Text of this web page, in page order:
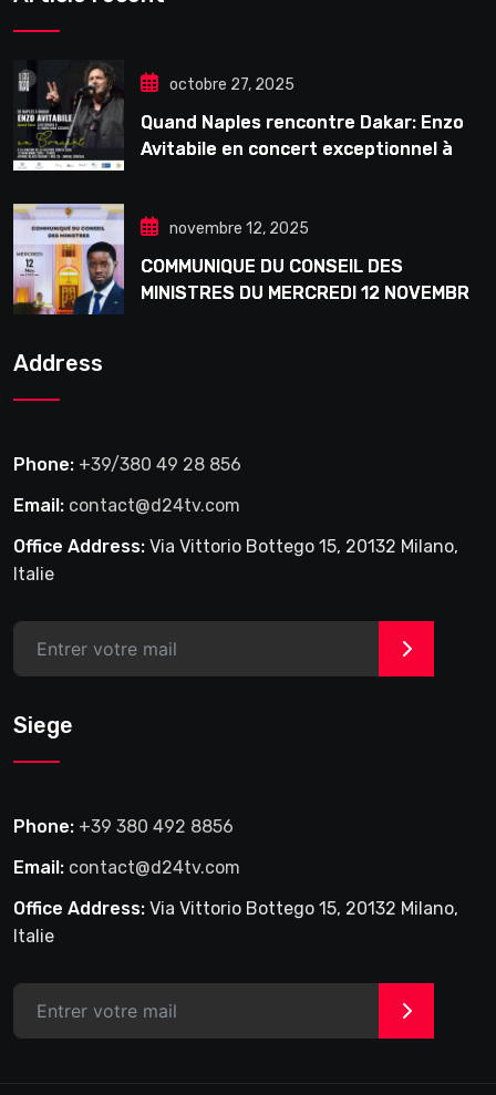
octobre 27, 2025
Quand Naples rencontre Dakar: Enzo
Avitabile en concert exceptionnel à
novembre 12, 2025
COMMUNIQUE DU CONSEIL DES
MINISTRES DU MERCREDI 12 NOVEMBRE
Address
Phone: +39/380 49 28 856
Email: contact@d24tv.com
Office Address: Via Vittorio Bottego 15, 20132 Milano,
Italie
>
Siege
Phone: +39 380 492 8856
Email: contact@d24tv.com
Office Address: Via Vittorio Bottego 15, 20132 Milano,
Italie
>